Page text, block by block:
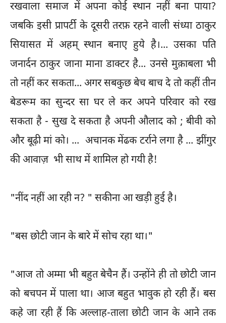
रखवाला समाज में अपना कोई स्थान नहीं बना पाया?
जबकि इसी प्रापर्टी के दूसरी तरफ़ रहने वाली संध्या ठाकुर
सियासत में अहम् स्थान बनाए हुये है।... उसका पति
जनार्दन ठाकुर जाना माना डाक्टर है... उनसे मुक़ाबला भी
तो नहीं कर सकता... अगर सबकुछ बेच बाच दे तो कहीं तीन
बेडरूम का सुन्दर सा घर ले कर अपने परिवार को रख
सकता है - सुख दे सकता है अपनी औलाद को ; बीवी को
और बूढ़ी मां को। ... अचानक मेंढक टर्राने लगा है ... झींगुर
की आवाज़ भी साथ में शामिल हो गयी है!
"नींद नहीं आ रही न? " सकीना आ खड़ी हुई है।
"बस छोटी जान के बारे में सोच रहा था।"
"आज तो अम्मा भी बहुत बेचैन हैं। उन्होंने ही तो छोटी जान
को बचपन में पाला था। आज बहुत भावुक हो रही हैं। बस
कहे जा रही हैं कि अल्लाह-ताला छोटी जान के आने तक